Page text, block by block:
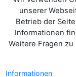
unserer
Betrieb der
Informationen
Weitere Fragen
Informationen